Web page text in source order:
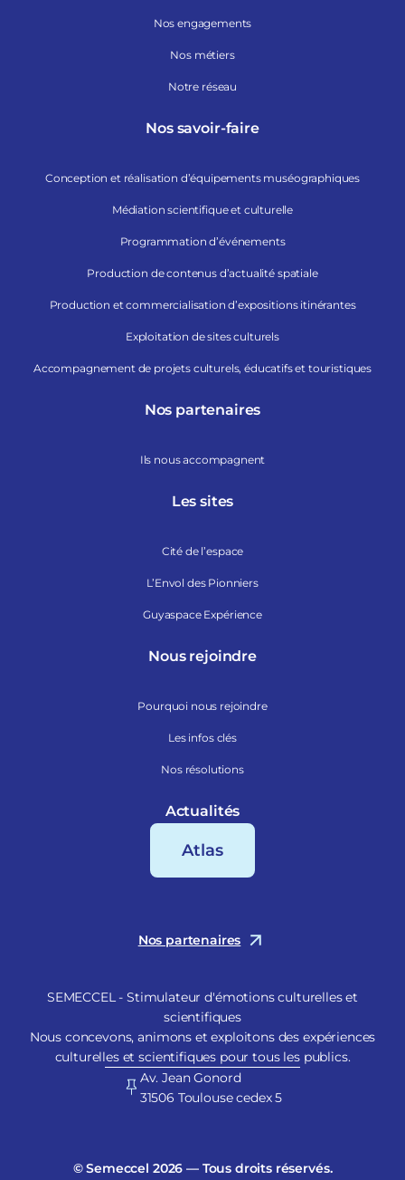
Nos engagements
Nos métiers
Notre réseau
Nos savoir-faire
Conception et réalisation d’équipements muséographiques
Médiation scientifique et culturelle
Programmation d’événements
Production de contenus d’actualité spatiale
Production et commercialisation d’expositions itinérantes
Exploitation de sites culturels
Accompagnement de projets culturels, éducatifs et touristiques
Nos partenaires
Ils nous accompagnent
Les sites
Cité de l’espace
L’Envol des Pionniers
Guyaspace Expérience
Nous rejoindre
Pourquoi nous rejoindre
Les infos clés
Nos résolutions
Actualités
Atlas
Nos partenaires
SEMECCEL - Stimulateur d'émotions culturelles et
scientifiques
Nous concevons, animons et exploitons des expériences
culturelles et scientifiques pour tous les publics.
Av. Jean Gonord
31506 Toulouse cedex 5
© Semeccel 2026 — Tous droits réservés.